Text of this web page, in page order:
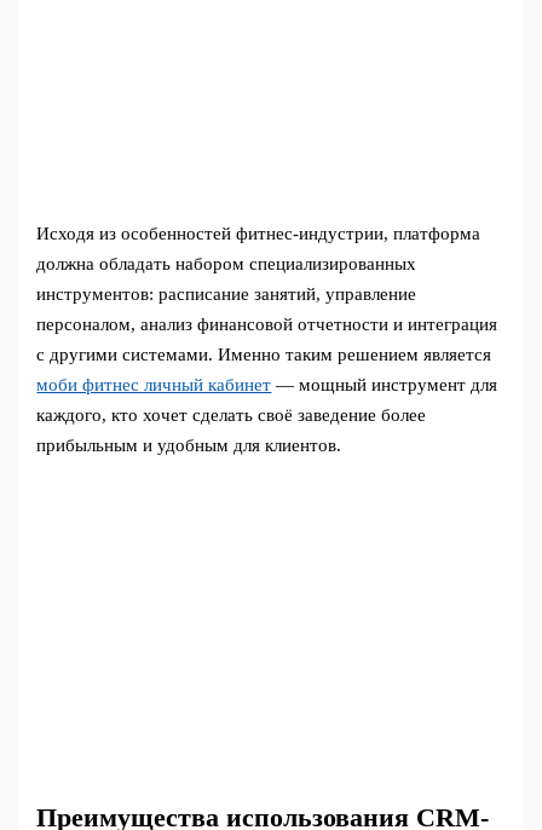
Исходя из особенностей фитнес-индустрии, платформа
должна обладать набором специализированных
инструментов: расписание занятий, управление
персоналом, анализ финансовой отчетности и интеграция
с другими системами. Именно таким решением является
моби фитнес личный кабинет — мощный инструмент для
каждого, кто хочет сделать своё заведение более
прибыльным и удобным для клиентов.
Преимущества использования CRM-